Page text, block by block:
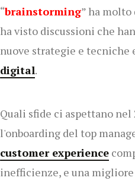
“brainstorming” ha
ha visto discussioni che
nuove strategie e
digital.
Quali sfide ci aspettano
l'onboarding del top
customer experience
inefficienze, e una